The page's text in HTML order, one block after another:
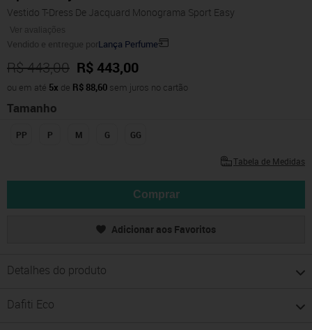
Vestido T-Dress De Jacquard Monograma Sport Easy
Ver avaliações
Vendido e entregue porLança Perfume
R$ 443,00 R$ 443,00
ou em até 5x de R$ 88,60 sem juros no cartão
Tamanho
PP P M G GG
Tabela de Medidas
Comprar
Adicionar aos Favoritos
Detalhes do produto
Dafiti Eco